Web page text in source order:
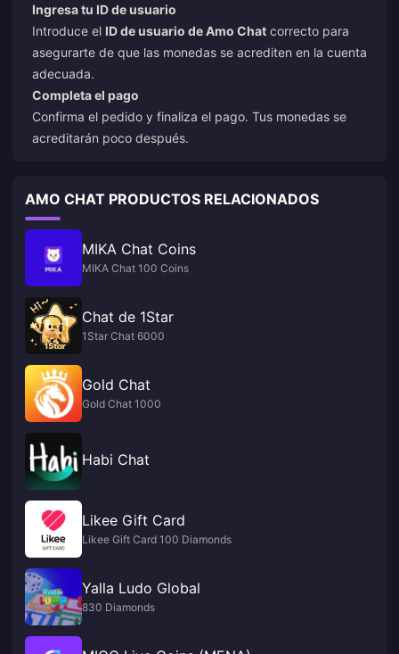
Ingresa tu ID de usuario
Introduce el ID de usuario de Amo Chat correcto para
asegurarte de que las monedas se acrediten en la cuenta
adecuada.
Completa el pago
Confirma el pedido y finaliza el pago. Tus monedas se
acreditarán poco después.
AMO CHAT PRODUCTOS RELACIONADOS
MIKA Chat Coins
MIKA Chat 100 Coins
Chat de 1Star
1Star Chat 6000
Gold Chat
Gold Chat 1000
Habi Chat
Likee Gift Card
Likee Gift Card 100 Diamonds
Yalla Ludo Global
830 Diamonds